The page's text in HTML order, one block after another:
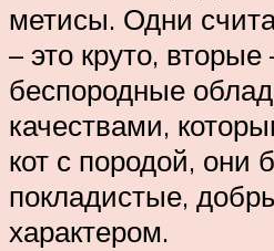
метисы. Одни
– это круто, вторые
беспородные
качествами,
кот с породой, они
покладистые,
характером.